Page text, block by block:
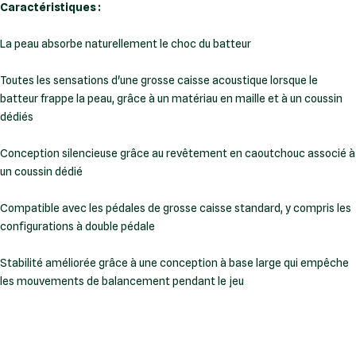
Caractéristiques :
La peau absorbe naturellement le choc du batteur
Toutes les sensations d'une grosse caisse acoustique lorsque le
batteur frappe la peau, grâce à un matériau en maille et à un coussin
dédiés
Conception silencieuse grâce au revêtement en caoutchouc associé à
un coussin dédié
Compatible avec les pédales de grosse caisse standard, y compris les
configurations à double pédale
Stabilité améliorée grâce à une conception à base large qui empêche
les mouvements de balancement pendant le jeu